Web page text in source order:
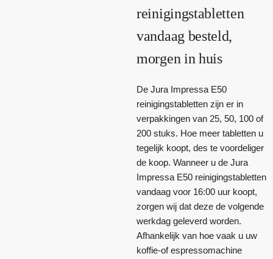
reinigingstabletten
vandaag besteld,
morgen in huis
De Jura Impressa E50
reinigingstabletten zijn er in
verpakkingen van 25, 50, 100 of
200 stuks. Hoe meer tabletten u
tegelijk koopt, des te voordeliger
de koop. Wanneer u de Jura
Impressa E50 reinigingstabletten
vandaag voor 16:00 uur koopt,
zorgen wij dat deze de volgende
werkdag geleverd worden.
Afhankelijk van hoe vaak u uw
koffie-of espressomachine